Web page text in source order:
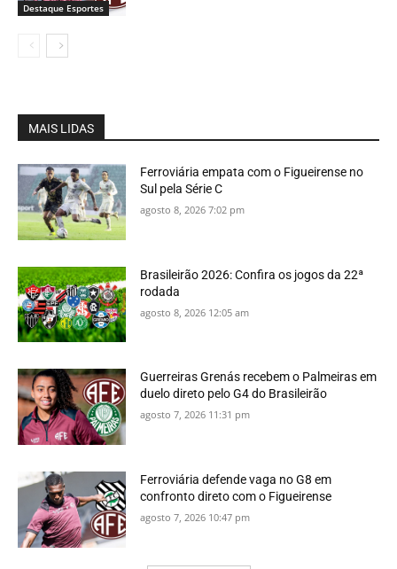
Destaque Esportes
MAIS LIDAS
Ferroviária empata com o Figueirense no
Sul pela Série C
agosto 8, 2026 7:02 pm
Brasileirão 2026: Confira os jogos da 22ª
rodada
agosto 8, 2026 12:05 am
Guerreiras Grenás recebem o Palmeiras em
duelo direto pelo G4 do Brasileirão
agosto 7, 2026 11:31 pm
Ferroviária defende vaga no G8 em
confronto direto com o Figueirense
agosto 7, 2026 10:47 pm